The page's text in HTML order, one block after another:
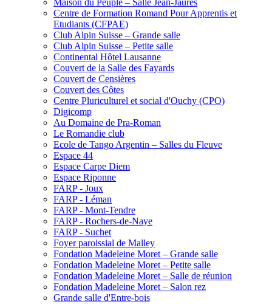
Centre de Formation Romand Pour Apprentis et
Etudiants (CFPAE)
Club Alpin Suisse – Grande salle
Club Alpin Suisse – Petite salle
Continental Hôtel Lausanne
Couvert de la Salle des Fayards
Couvert de Censières
Couvert des Côtes
Centre Pluriculturel et social d'Ouchy (CPO)
Digicomp
Au Domaine de Pra-Roman
Le Romandie club
Ecole de Tango Argentin – Salles du Fleuve
Espace 44
Espace Carpe Diem
Espace Riponne
FARP - Joux
FARP - Léman
FARP - Mont-Tendre
FARP - Rochers-de-Naye
FARP - Suchet
Foyer paroissial de Malley
Fondation Madeleine Moret – Grande salle
Fondation Madeleine Moret – Petite salle
Fondation Madeleine Moret – Salle de réunion
Fondation Madeleine Moret – Salon rez
Grande salle d'Entre-bois